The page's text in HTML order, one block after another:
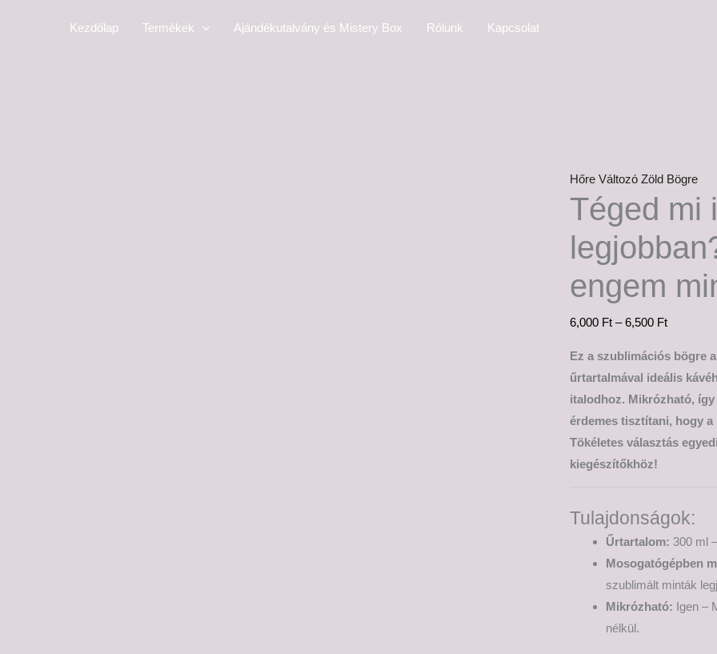
Kezdőlap Termékek Ajándékutalvány és Mistery Box Rólunk Kapcsolat
Hőre Változó Zöld Bögre
Téged mi
engem
6,000 Ft – 6,500 Ft
Ez a szublimációs bögre
űrtartalmával ideális
italodhoz. Mikrózható,
érdemes tisztítani, hogy
Tökéletes választás
kiegészítőkhöz!
Tulajdonságok:
Űrtartalom: 300 ml
Mosogatógépben
szublimált minták
Mikrózható: Igen –
nélkül.
engem
minden...
mennyiség